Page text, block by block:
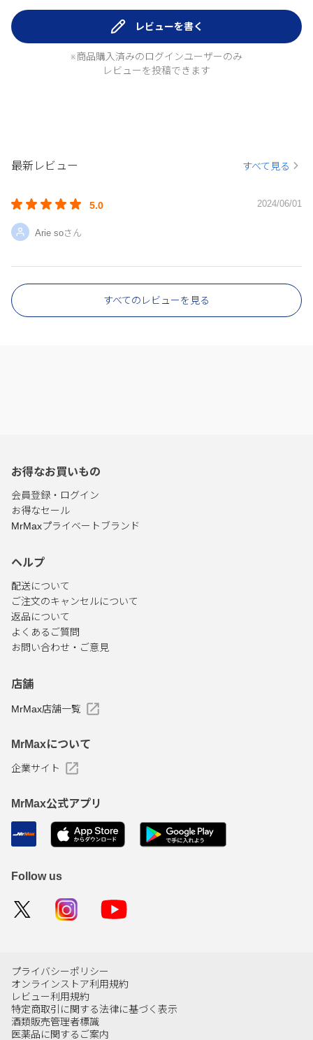
レビューを書く
※商品購入済みのログインユーザーのみ
レビューを投稿できます
最新レビュー すべて見る
5.0 2024/06/01
Arie soさん
すべてのレビューを見る
お得なお買いもの
会員登録・ログイン
お得なセール
MrMaxプライベートブランド
ヘルプ
配送について
ご注文のキャンセルについて
返品について
よくあるご質問
お問い合わせ・ご意見
店舗
MrMax店舗一覧
MrMaxについて
企業サイト
MrMax公式アプリ
Follow us
プライバシーポリシー
オンラインストア利用規約
レビュー利用規約
特定商取引に関する法律に基づく表示
酒類販売管理者標識
医薬品に関するご案内